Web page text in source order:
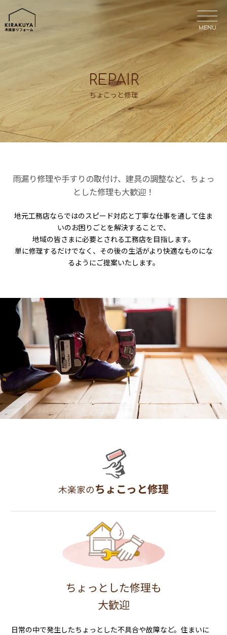
MENU
MENU
REPAIR
ちょこっと修理
雨漏り修理や手すりの取付け、建具の調整など、ちょっ
とした修理も大歓迎！
地元工務店ならではのスピード対応と丁寧な仕事を通して住ま
いのお困りごとを解決することで、
地域の皆さまに必要とされる工務店を目指します。
単に修理するだけでなく、その後の生活がより快適なものにな
るようにご提案いたします。
木楽家のちょこっと修理
ちょっとした修理も
大歓迎
日常の中で発生したちょっとした不具合や故障など。住まいに